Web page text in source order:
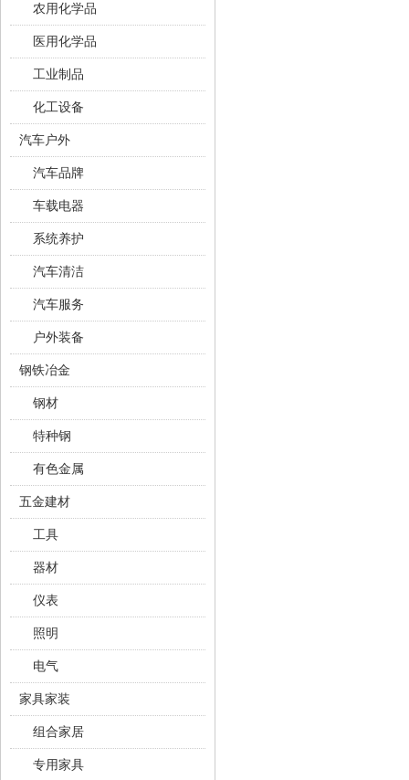
农用化学品
医用化学品
工业制品
化工设备
汽车户外
汽车品牌
车载电器
系统养护
汽车清洁
汽车服务
户外装备
钢铁冶金
钢材
特种钢
有色金属
五金建材
工具
器材
仪表
照明
电气
家具家装
组合家居
专用家具